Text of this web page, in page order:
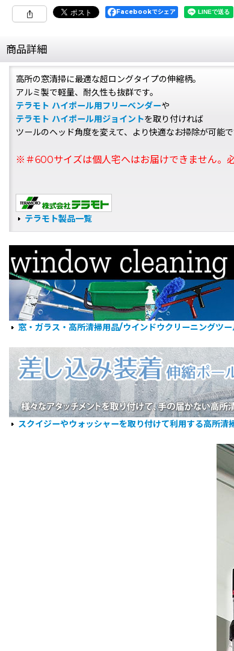
Facebookでシェア
商品詳細
高所の窓清掃に最適な超ロングタイプの伸縮柄。
アルミ製で軽量、耐久性も抜群です。
テラモト ハイポール用フリーベンダーや
テラモト ハイポール用ジョイントを取り付ければ
ツールのヘッド角度を変えて、より快適なお掃除が可能で
※＃600サイズは個人宅へはお届けできません。
テラモト製品一覧
窓・ガラス・高所清掃用品/ウインドウクリーニングツ
スクイジーやウォッシャーを取り付けて利用する高所清